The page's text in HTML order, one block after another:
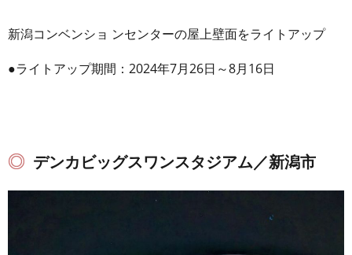
新潟コンベンショ ンセンターの屋上壁面をライトアップ
●ライトアップ期間：2024年7月26日～8月16日
デンカビッグスワンスタジアム／新潟市